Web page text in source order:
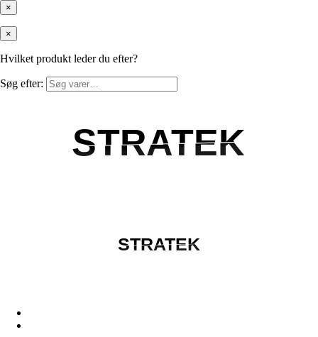
×
×
Hvilket produkt leder du efter?
Søg efter:
STRATEK
STRATEK
STRATEK
STRATEK